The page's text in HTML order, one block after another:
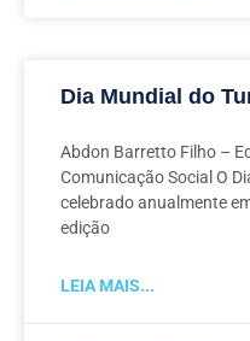
Dia Mundial do
Abdon Barretto Filho –
Comunicação Social O
celebrado anualmente
edição
LEIA MAIS...